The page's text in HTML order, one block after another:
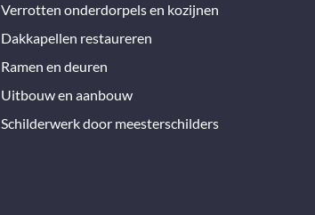
Verrotten onderdorpels en kozijnen
Dakkapellen restaureren
Ramen en deuren
Uitbouw en aanbouw
Schilderwerk door meesterschilders